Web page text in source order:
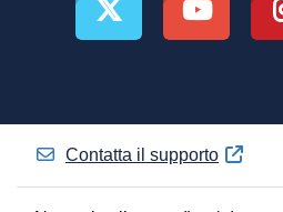
Contatta il supporto